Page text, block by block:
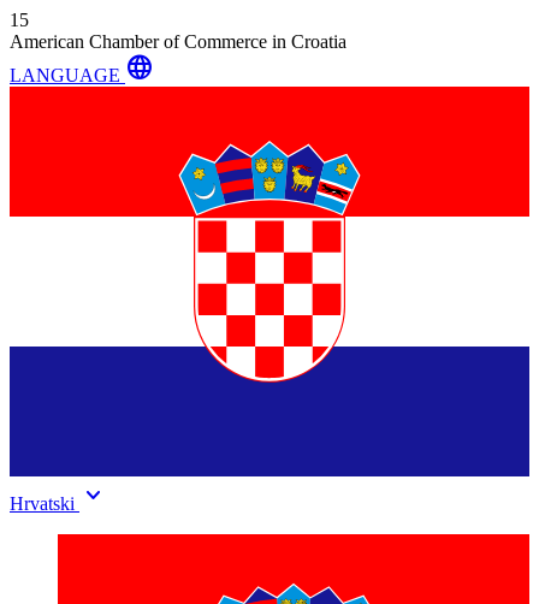
15
American Chamber of Commerce in Croatia
LANGUAGE language
Hrvatski keyboard_arrow_down